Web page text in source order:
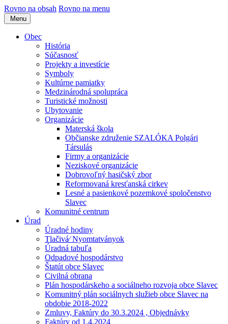
Rovno na obsah Rovno na menu
Menu
Obec
História
Súčasnosť
Projekty a investície
Symboly
Kultúrne pamiatky
Medzinárodná spolupráca
Turistické možnosti
Ubytovanie
Organizácie
Materská škola
Občianske združenie SZALÓKA Polgári
Társulás
Firmy a organizácie
Neziskové organizácie
Dobrovoľný hasičský zbor
Reformovaná kresťanská cirkev
Lesné a pasienkové pozemkové spoločenstvo
Slavec
Komunitné centrum
Úrad
Úradné hodiny
Tlačivá⁄ Nyomtatványok
Úradná tabuľa
Odpadové hospodárstvo
Štatút obce Slavec
Civilná obrana
Plán hospodárskeho a sociálneho rozvoja obce Slavec
Komunitný plán sociálnych služieb obce Slavec na
obdobie 2018-2022
Zmluvy, Faktúry do 30.3.2024 , Objednávky
Faktúry od 1.4.2024